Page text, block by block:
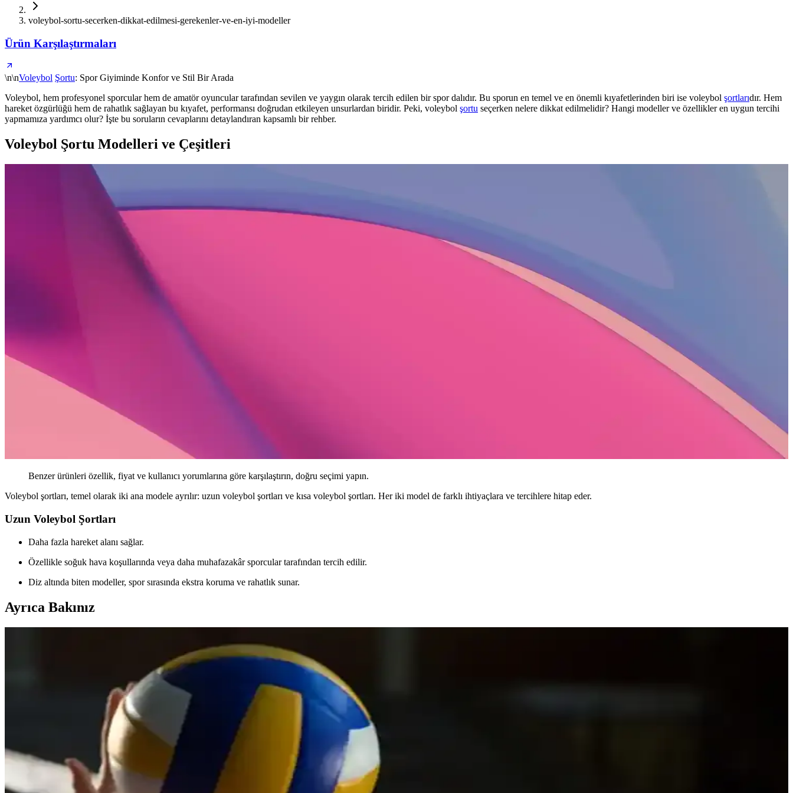
voleybol-sortu-secerken-dikkat-edilmesi-gerekenler-ve-en-iyi-modeller
Ürün Karşılaştırmaları
\n\nVoleybol Şortu: Spor Giyiminde Konfor ve Stil Bir Arada
Voleybol, hem profesyonel sporcular hem de amatör oyuncular tarafından sevilen ve yaygın olarak tercih edilen bir spor dalıdır. Bu sporun en temel ve en önemli kıyafetlerinden biri ise voleybol şortlarıdır. Hem
hareket özgürlüğü hem de rahatlık sağlayan bu kıyafet, performansı doğrudan etkileyen unsurlardan biridir. Peki, voleybol şortu seçerken nelere dikkat edilmelidir? Hangi modeller ve özellikler en uygun tercihi
yapmamıza yardımcı olur? İşte bu soruların cevaplarını detaylandıran kapsamlı bir rehber.
Voleybol Şortu Modelleri ve Çeşitleri
Benzer ürünleri özellik, fiyat ve kullanıcı yorumlarına göre karşılaştırın, doğru seçimi yapın.
Voleybol şortları, temel olarak iki ana modele ayrılır: uzun voleybol şortları ve kısa voleybol şortları. Her iki model de farklı ihtiyaçlara ve tercihlere hitap eder.
Uzun Voleybol Şortları
Daha fazla hareket alanı sağlar.
Özellikle soğuk hava koşullarında veya daha muhafazakâr sporcular tarafından tercih edilir.
Diz altında biten modeller, spor sırasında ekstra koruma ve rahatlık sunar.
Ayrıca Bakınız
Voleybol Şortu Seçerken Dikkat Edilmesi Gerekenler ve En İyi Modeller
Voleybol şortu seçerken malzeme, model ve markalara dikkat edin. Rahatlık ve hareket özgürlüğü sağlayan seçeneklerle spor performansınızı artırın.
Voleybol Giyiminde Güncel Trendler ve Doğru Kıyafet Seçimi Rehberi
Voleybol kıyafetleri, hareket özgürlüğü ve şıklık için doğru malzeme ve tasarımla seçilir. Güncel trendler, renk ve desen seçenekleri ile performans ve stilinizi artırın.
Kadın Voleybol Ayakkabılarında Performans ve Şıklığın Modern Buluşması
Asics kadın voleybol ayakkabıları, gelişmiş destek, nefes alabilirlik ve hafiflik özellikleriyle performansı artırırken şık tasarımlarıyla da tarzınıza vurgu yapar.
Voleybol Forma Tasarımları: Renk, Malzeme ve Güncel Trendlerle Şıklık ve İşlevsellik